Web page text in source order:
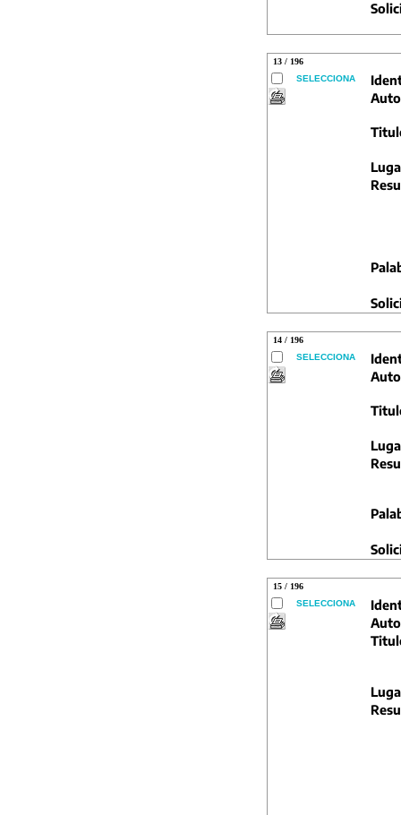
13 / 196
SELECCIONA
14 / 196
SELECCIONA
15 / 196
SELECCIONA